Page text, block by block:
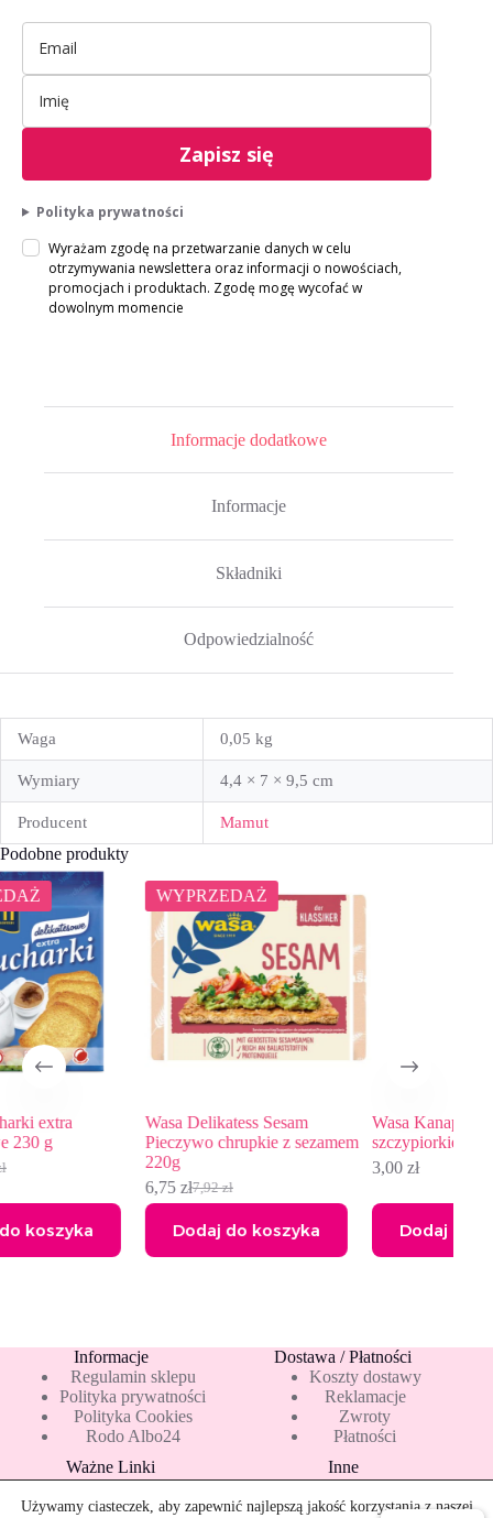
Zapisz się
Polityka prywatności
Wyrażam zgodę na przetwarzanie danych w celu
otrzymywania newslettera oraz informacji o nowościach,
promocjach i produktach. Zgodę mogę wycofać w
dowolnym momencie
Informacje dodatkowe
Informacje
Składniki
Odpowiedzialność
Waga 0,05 kg
Wymiary 4,4 × 7 × 9,5 cm
Producent Mamut
Podobne produkty
WYPRZEDAŻ
Wasa Delikatess Sesam
Pieczywo chrupkie z sezamem
Pierwotna
wynosiła:
7,92 zł.
Aktualna
wynosi:
6,75 zł.
Dodaj do koszyka
Wasa Kanapka z serkiem i
szczypiorkiem 37 g (2 sztuki)
Dodaj do koszyka
Informacje
Regulamin sklepu
Polityka prywatności
Polityka Cookies
Rodo Albo24
Dostawa / Płatności
Koszty dostawy
Reklamacje
Zwroty
Płatności
Ważne Linki
Blog
Nowości
Inne
Pakiety 10 mleka
Mapa strony
Używamy ciasteczek, aby zapewnić najlepszą jakość korzystania z naszej